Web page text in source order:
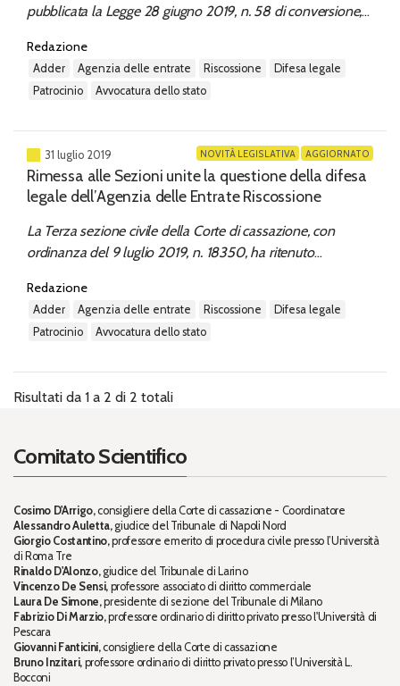
pubblicata la Legge 28 giugno 2019, n. 58 di conversione,
recante le “Misure urgenti di crescita economica e per la
risoluzione di specifiche situazioni di crisi” che, ai sensi...
Redazione
adder agenzia delle entrate riscossione
difesa legale
patrocinio
avvocatura dello stato
31 luglio 2019 AGGIORNATO
NOVITÀ LEGISLATIVA
Rimessa alle Sezioni unite la questione della difesa
legale dell’Agenzia delle Entrate Riscossione
La Terza sezione civile della Corte di cassazione, con
ordinanza del 9 luglio 2019, n. 18350, ha ritenuto
il problema della rappresentanza processuale dell’Agenzia
delle Entrate Riscossione in opposizione esattoriale. In
particolare,...
Redazione
adder agenzia delle entrate riscossione
difesa legale
patrocinio
avvocatura dello stato
Risultati da 1 a 2 di 2 totali
Comitato Scientifico
Cosimo D'Arrigo,consigliere della Corte di cassazione - Coordinatore
Alessandro Auletta,giudice del Tribunale di Napoli Nord
Giorgio Costantino,professore emerito di procedura civile presso l’Università
di Roma Tre
Rinaldo D'Alonzo,giudice del Tribunale di Larino
Vincenzo De Sensi,professore associato di diritto commerciale
Laura De Simone,presidente di sezione del Tribunale di Milano
Fabrizio Di Marzio,professore ordinario di diritto privato presso l'Università di
Pescara
Giovanni Fanticini,consigliere della Corte di cassazione
Bruno Inzitari, professore ordinario di diritto privato presso l’Università L.
Bocconi